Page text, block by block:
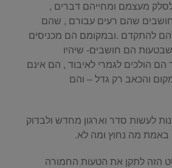
מעצמם ומחייהם דברים ,
שהם רעים עבורם , שהם
להתקדם .ובמקומם הם מכניסים
, שבטעות הם חושבים- שיהיו
הם הולכים לגמרי לאיבוד , הם אינם
והכאב רק גדל – והם
לעשות סדר וארגון מחדש ולבדוק
באמת מה נחוץ ומה לא.
הזה לתקן את הטעות החמורה